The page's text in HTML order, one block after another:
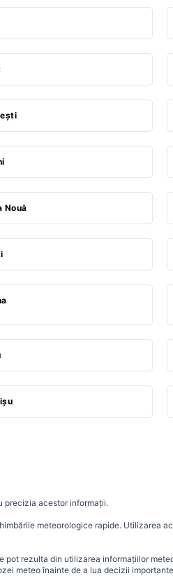
Nouă
precizia acestor informații.
meteorologice rapide. Utilizarea
rezulta din utilizarea informațiilor
meteo înainte de a lua decizii